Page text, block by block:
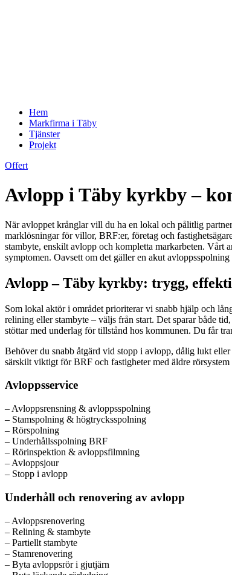
Hem
Markfirma i Täby
Tjänster
Projekt
Offert
Avlopp i Täby kyrkby –
När avloppet krånglar vill du ha en lokal och pålitlig
marklösningar för villor, BRF:er, företag och
stambyte, enskilt avlopp och kompletta markarbeten. Vårt
symptomen. Oavsett om det gäller en akut
Avlopp – Täby kyrkby: trygg,
Som lokal aktör i området prioriterar vi snabb hjälp och
relining eller stambyte – väljs från start. Det sparar både
stöttar med underlag för tillstånd hos kommunen. Du får
Behöver du snabb åtgärd vid stopp i avlopp, dålig lukt
särskilt viktigt för BRF och fastigheter med äldre
Avloppsservice
– Avloppsrensning & avloppsspolning
– Stamspolning & högtrycksspolning
– Rörspolning
– Underhållsspolning BRF
– Rörinspektion & avloppsfilmning
– Avloppsjour
– Stopp i avlopp
Underhåll och renovering av avlopp
– Avloppsrenovering
– Relining & stambyte
– Partiellt stambyte
– Stamrenovering
– Byta avloppsrör i gjutjärn